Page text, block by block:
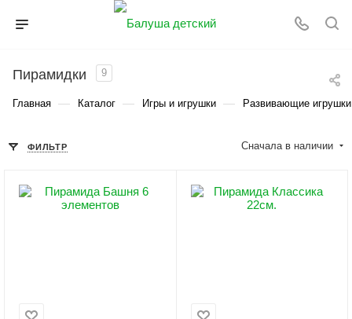
Пирамидки 9
Главная — Каталог — Игры и игрушки — Развивающие игрушки
ФИЛЬТР Сначала в наличии